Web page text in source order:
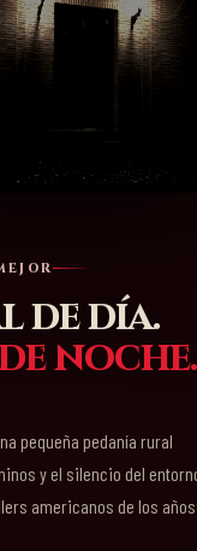
de día.
noche.
pequeña pedanía rural
y el silencio del
americanos de los años